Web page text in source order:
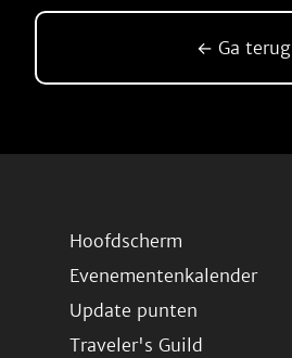
← Ga terug
Hoofdscherm
Evenementenkalender
Update punten
Traveler's Guild